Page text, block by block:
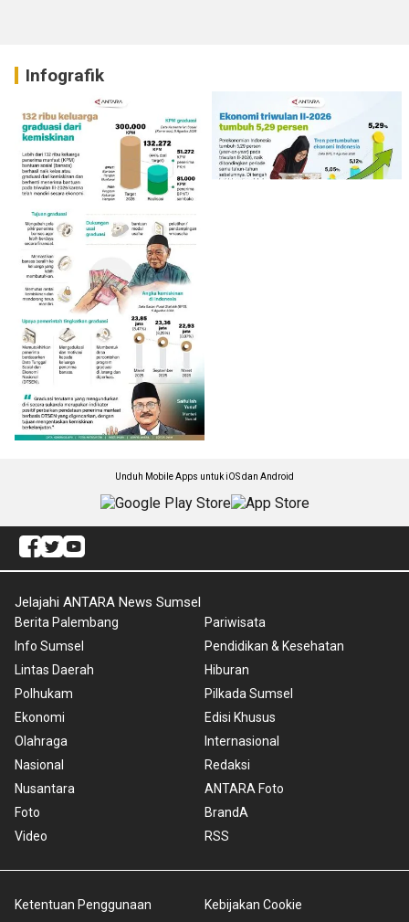
Infografik
Unduh Mobile Apps untuk iOS dan Android
Jelajahi ANTARA News Sumsel
Berita Palembang
Info Sumsel
Lintas Daerah
Polhukam
Ekonomi
Olahraga
Nasional
Nusantara
Foto
Video
Pariwisata
Pendidikan & Kesehatan
Hiburan
Pilkada Sumsel
Edisi Khusus
Internasional
Redaksi
ANTARA Foto
BrandA
RSS
Ketentuan Penggunaan
Kebijakan Cookie